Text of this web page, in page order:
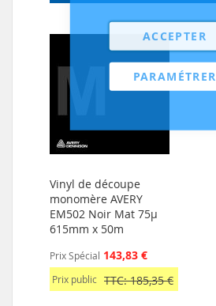
ACCEPTER
PARAMÉTRER
Vinyl de découpe
monomère AVERY
EM502 Noir Mat 75µ
615mm x 50m
Prix Spécial 143,83 €
Prix public TTC: 185,35 €